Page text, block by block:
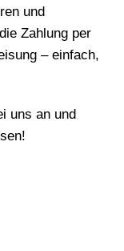
und
Zahlung per
– einfach,
uns an und